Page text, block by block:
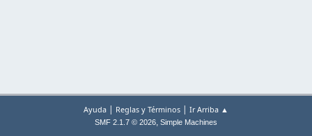
Ayuda | Reglas y Términos | Ir Arriba ▲
SMF 2.1.7 © 2026, Simple Machines